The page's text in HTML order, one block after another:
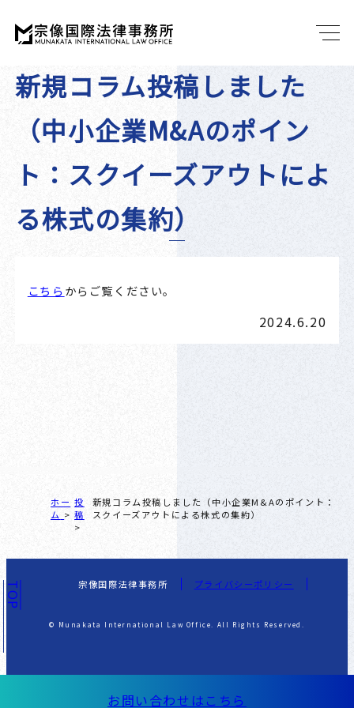
新規コラム投稿しました
（中小企業M&Aのポイン
ト：スクイーズアウトによ
る株式の集約）
こちらからご覧ください。
2024.6.20
TOP
お問い合わせはこちら
ホー
ム
投
稿
新規コラム投稿しました（中小企業M&Aのポイント：
スクイーズアウトによる株式の集約）
宗像国際法律事務所 プライバシーポリシー
© Munakata International Law Office. All Rights Reserved.